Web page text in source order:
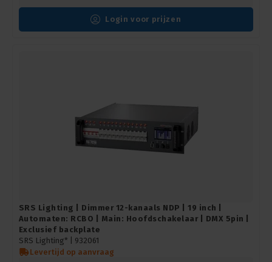
Login voor prijzen
SRS Lighting | Dimmer 12-kanaals NDP | 19 inch |
Automaten: RCBO | Main: Hoofdschakelaar | DMX 5pin |
Exclusief backplate
SRS Lighting* | 932061
Levertijd op aanvraag